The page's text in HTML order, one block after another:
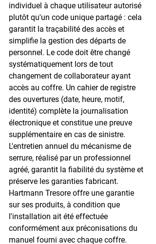
individuel à chaque utilisateur autorisé
plutôt qu'un code unique partagé : cela
garantit la traçabilité des accès et
simplifie la gestion des départs de
personnel. Le code doit être changé
systématiquement lors de tout
changement de collaborateur ayant
accès au coffre. Un cahier de registre
des ouvertures (date, heure, motif,
identité) complète la journalisation
électronique et constitue une preuve
supplémentaire en cas de sinistre.
L'entretien annuel du mécanisme de
serrure, réalisé par un professionnel
agréé, garantit la fiabilité du système et
préserve les garanties fabricant.
Hartmann Tresore offre une garantie
sur ses produits, à condition que
l'installation ait été effectuée
conformément aux préconisations du
manuel fourni avec chaque coffre.